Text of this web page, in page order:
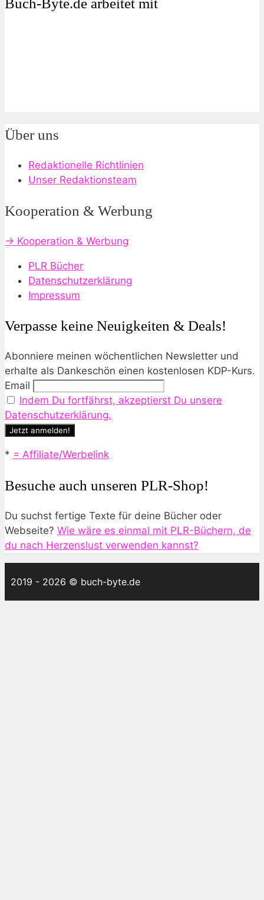
Buch-Byte.de arbeitet mit
Über uns
Redaktionelle Richtlinien
Unser Redaktionsteam
Kooperation & Werbung
→ Kooperation & Werbung
PLR Bücher
Datenschutzerklärung
Impressum
Verpasse keine Neuigkeiten & Deals!
Abonniere meinen wöchentlichen Newsletter und
erhalte als Dankeschön einen kostenlosen KDP-Kurs.
Email
Indem Du fortfährst, akzeptierst Du unsere
Datenschutzerklärung.
* = Affiliate/Werbelink
Besuche auch unseren PLR-Shop!
Du suchst fertige Texte für deine Bücher oder
Webseite? Wie wäre es einmal mit PLR-Büchern, de
du nach Herzenslust verwenden kannst?
2019 - 2026 © buch-byte.de